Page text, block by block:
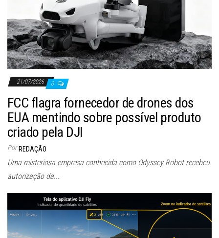
21/07/2026 0
FCC flagra fornecedor de drones dos
EUA mentindo sobre possível produto
criado pela DJI
Por REDAÇÃO
Uma misteriosa empresa conhecida como Odyssey Robot recebeu
autorização da...